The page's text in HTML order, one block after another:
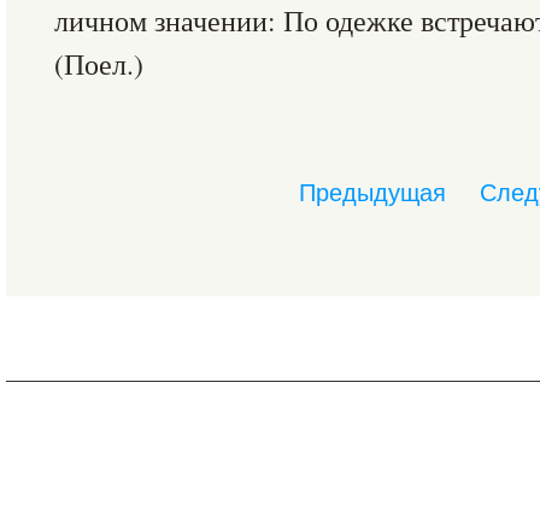
личном значении: По одежке
(Поел.)
Предыдущая